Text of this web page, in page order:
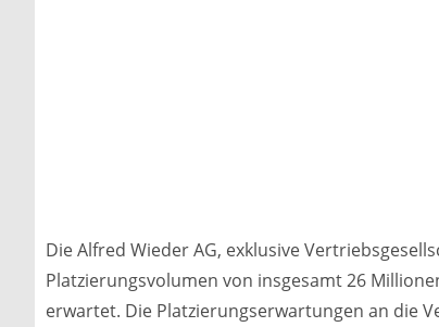
Die Alfred Wieder AG, exklusive
Platzierungsvolumen von insgesamt 26
erwartet. Die Platzierungserwartungen an die